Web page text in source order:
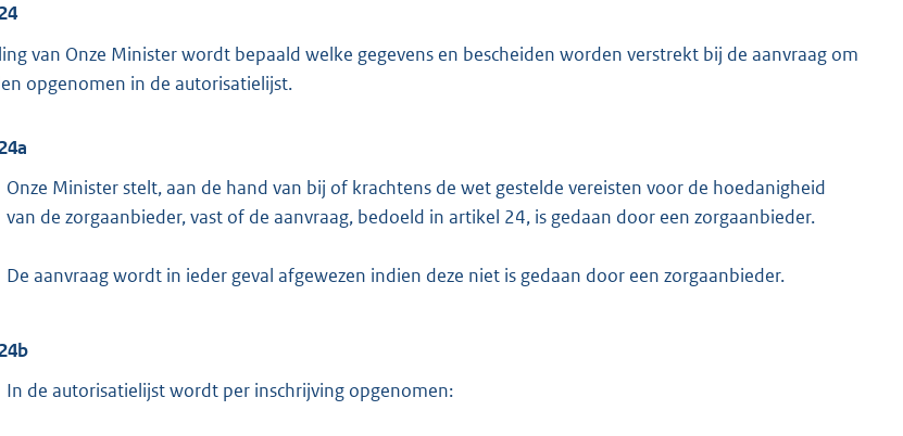
van Onze Minister wordt bepaald welke gegevens en bescheiden worden verstrekt bij de aanvraag om
opgenomen in de autorisatielijst.
Onze Minister stelt, aan de hand van bij of krachtens de wet gestelde vereisten voor de hoedanigheid
van de zorgaanbieder, vast of de aanvraag, bedoeld in artikel 24, is gedaan door een zorgaanbieder.
De aanvraag wordt in ieder geval afgewezen indien deze niet is gedaan door een zorgaanbieder.
In de autorisatielijst wordt per inschrijving opgenomen: